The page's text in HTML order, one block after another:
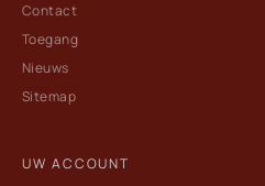
Contact
Toegang
Nieuws
Sitemap
UW ACCOUNT